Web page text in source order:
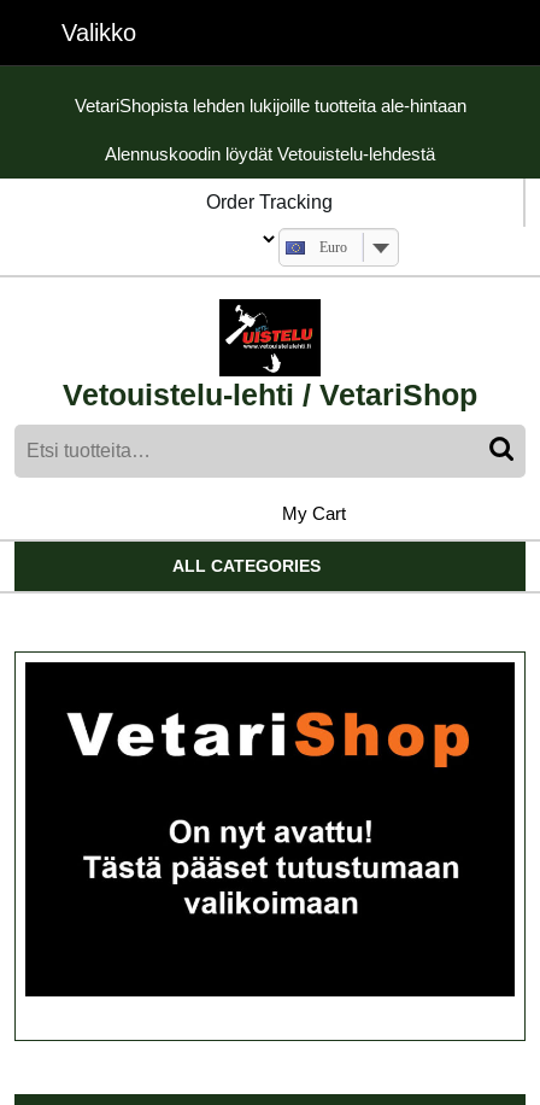
content
ValikkoValikko
VetariShopista lehden lukijoille tuotteita ale-hintaan
Alennuskoodin löydät Vetouistelu-lehdestä
Order Tracking
Euro
Vetouistelu-lehti / VetariShop
Account
My Cartshopping
cart
ALL CATEGORIES